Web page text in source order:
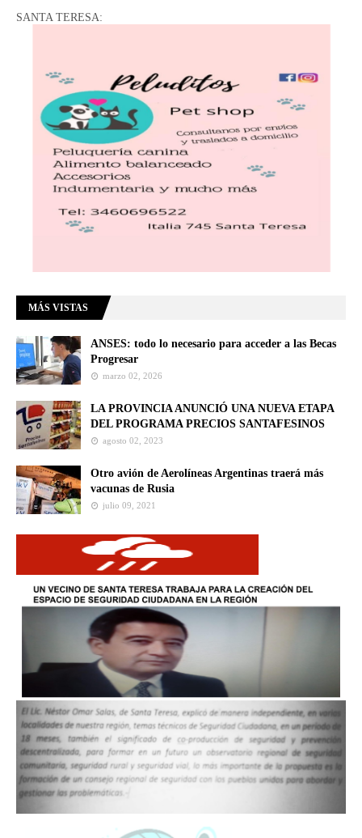
SANTA TERESA:
MÁS VISTAS
ANSES: todo lo necesario para acceder a las Becas
Progresar
marzo 02, 2026
LA PROVINCIA ANUNCIÓ UNA NUEVA ETAPA
DEL PROGRAMA PRECIOS SANTAFESINOS
agosto 02, 2023
Otro avión de Aerolíneas Argentinas traerá más
vacunas de Rusia
julio 09, 2021